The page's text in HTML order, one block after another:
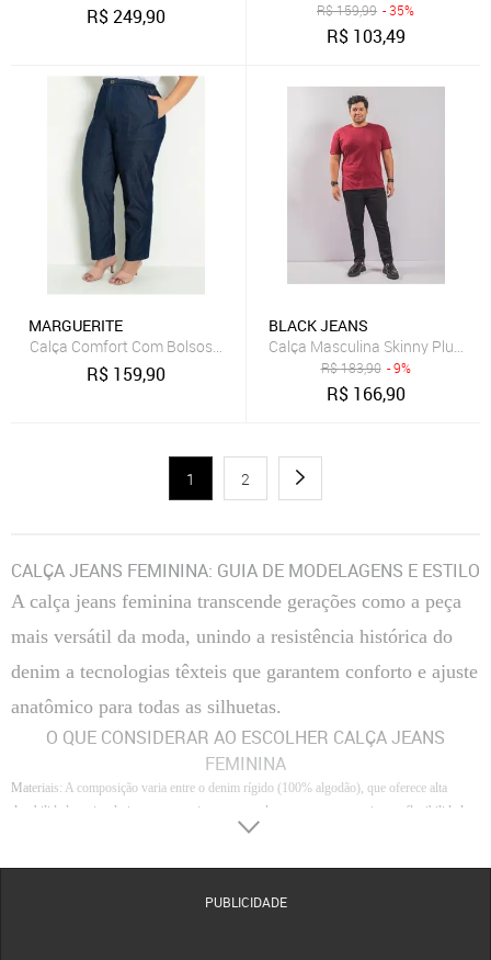
R$249,90 R$159,99 - 35%
R$ 103,49
MARGUERITE
Calça Comfort Com Bolsos Plus Size Jeans Marguerite
R$ 159,90
BLACK JEANS
Calça Masculina Skinny Plus
R$183,90 - 9%
R$ 166,90
1 2
CALÇA JEANS FEMININA: GUIA DE MODELAGENS E ESTILO
A calça jeans feminina transcende gerações como a peça
mais versátil da moda, unindo a resistência histórica do
denim a tecnologias têxteis que garantem conforto e ajuste
anatômico para todas as silhuetas.
O QUE CONSIDERAR AO ESCOLHER CALÇA JEANS
FEMININA
Materiais: A composição varia entre o denim rígido (100% algodão), que oferece alta
durabilidade e visual vintage, e as misturas com elastano, que proporcionam flexibilidade e
PUBLICIDADE